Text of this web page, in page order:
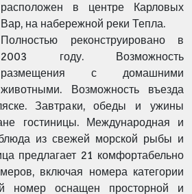
расположен в центре Карловых
Вар, на набережной реки Тепла.
Полностью реконструировано в
2003 году. Возможность
размещения с домашними
животными. Возможность въезда
Завтраки, обеды и ужины
гостиницы. Международная и
блюда из свежей морской рыбы и
предлагает 21 комфортабельно
включая номера категории
номер оснащен просторной и